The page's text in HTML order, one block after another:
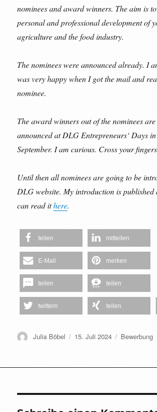
nominees and award winners. The aim is
personal and professional development of
agriculture and the food industry.
The nominees were announced already. I
was very happy when I got the mail and
nominee.
The award winners out of the nominees
announced at DLG Entrepreneurs‘ Days
September. I am curious. Cross your
Until then all nominees are going to be
DLG website. My introduction is published
can read ithere.
teilen mitteilen
E-Mail merken
teilen teilen
twittern teilen
Autor
Julia Böbel
Veröffentlicht
15. Juli 2024 Schlagwörter
Bewerbung